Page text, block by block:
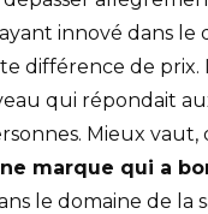
innové dans le
différence de prix.
qui répondait
Mieux
marque qui a
le domaine de la